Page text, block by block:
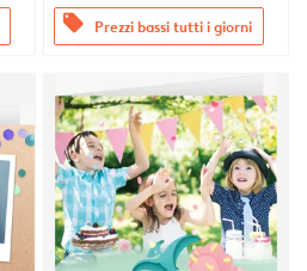
offers Prezzi bassi tutti i giorni